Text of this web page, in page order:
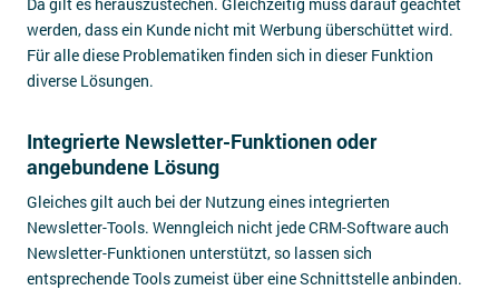
werden, dass ein Kunde nicht mit Werbung überschüttet wird.
Für alle diese Problematiken finden sich in dieser Funktion
diverse Lösungen.
Integrierte Newsletter-Funktionen oder
angebundene Lösung
Gleiches gilt auch bei der Nutzung eines integrierten
Newsletter-Tools. Wenngleich nicht jede CRM-Software auch
Newsletter-Funktionen unterstützt, so lassen sich
entsprechende Tools zumeist über eine Schnittstelle anbinden.